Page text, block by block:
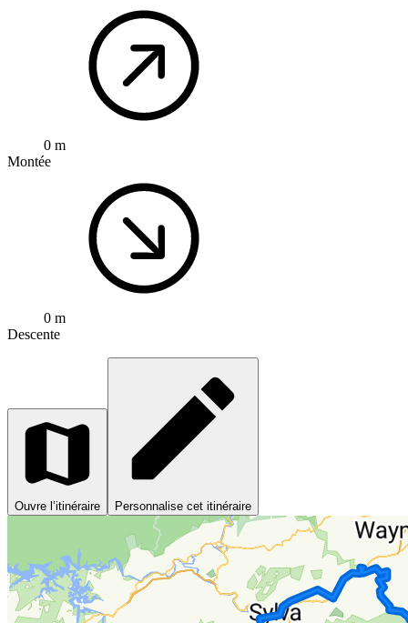
0 m
Montée
0 m
Descente
Ouvre l’itinéraire Personnalise cet itinéraire